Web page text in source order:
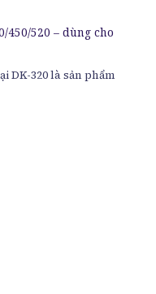
450/520 – dùng cho
DK-320 là sản phẩm